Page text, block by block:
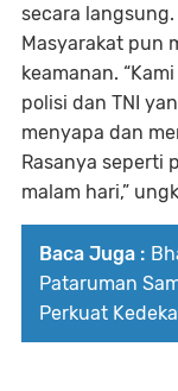
secara langsung.
Masyarakat pun
keamanan.
polisi dan TNI
menyapa dan
Rasanya seperti
malam hari,”
Baca Juga :
Pataruman
Perkuat